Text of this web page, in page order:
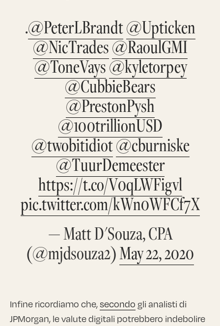
.@PeterLBrandt@Upticken
@NicTrades@RaoulGMI
@ToneVays@kyletorpey
@CubbieBears
@PrestonPysh
@100trillionUSD
@twobitidiot@cburniske
@TuurDemeester
https://t.co/V0qLWFigvl
pic.twitter.com/kWn0WFCf7X
— Matt D'Souza, CPA
(@mjdsouza2)May 22, 2020
Infine ricordiamo che,secondo gli analisti di
JPMorgan, le valute digitali potrebbero indebolire